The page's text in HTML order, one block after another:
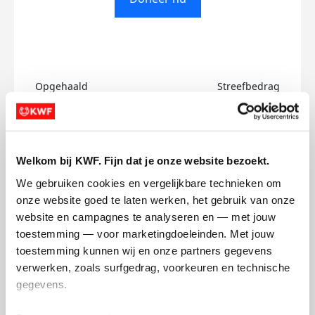
Welkom bij KWF. Fijn dat je onze website bezoekt.
We gebruiken cookies en vergelijkbare technieken om
onze website goed te laten werken, het gebruik van onze
website en campagnes te analyseren en — met jouw
toestemming — voor marketingdoeleinden. Met jouw
toestemming kunnen wij en onze partners gegevens
verwerken, zoals surfgedrag, voorkeuren en technische
gegevens.
Opgehaald
€0
Streefbedrag
€500
Lexi's badges